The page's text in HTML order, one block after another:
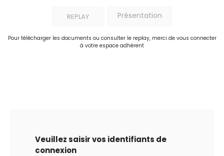
REPLAY Présentation
Pour télécharger les documents ou consulter le replay, merci de vous connecter
à votre espace adhérent
Veuillez saisir vos identifiants de
connexion